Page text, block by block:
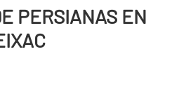
PERSIANAS EN